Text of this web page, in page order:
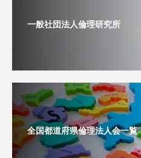
一般社団法人倫理研究所
全国都道府県倫理法人会一覧